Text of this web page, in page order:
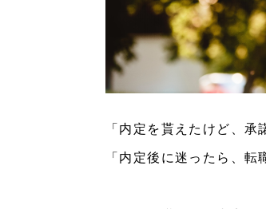
「内定を貰えたけど、承
「内定後に迷ったら、